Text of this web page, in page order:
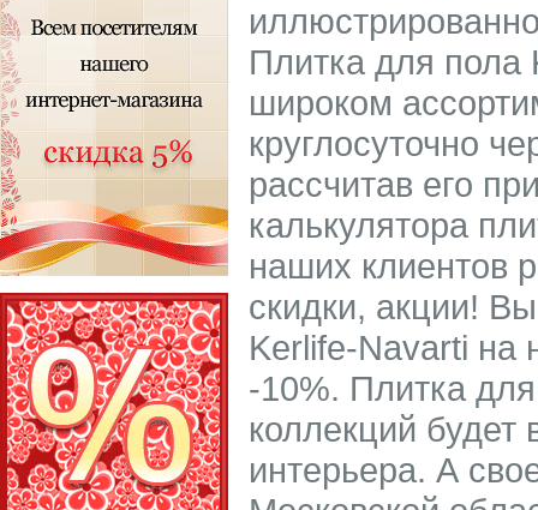
Плитка для пола
широком
круглосуточно
рассчитав его
калькулятора
наших клиентов
скидки, акции!
Kerlife-Navarti на
-10%. Плитка
коллекций
интерьера. А